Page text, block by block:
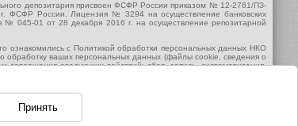
депозитария присвоен ФСФР России приказом № 12-2761/ПЗ-
ФСФР России. Лицензия № 3294 на осуществление банковских
045-01 от 28 декабря 2016 г. на осуществление репозитарной
ознакомились с Политикой обработки персональных данных НКО
обработку ваших персональных данных (файлы cookie, сведения о
совершения следующих действий: сбор, запись, систематизация,
информации по продуктам и услугам НКО АО НРД. Настоящее
Принять